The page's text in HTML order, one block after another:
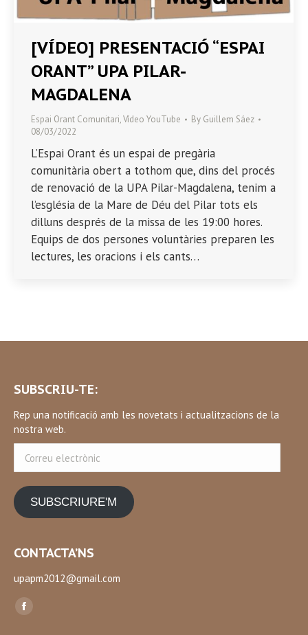
[VÍDEO] PRESENTACIÓ “ESPAI
ORANT” UPA PILAR-
MAGDALENA
Espai Orant Comunitari,Vídeo YouTube By Guillem Sáez
08/03/2022
L’Espai Orant és un espai de pregària
comunitària obert a tothom que, dins del procés
de renovació de la UPA Pilar-Magdalena, tenim a
l’església de la Mare de Déu del Pilar tots els
dilluns després de la missa de les 19:00 hores.
Equips de dos persones voluntàries preparen les
lectures, les oracions i els cants…
SUBSCRIU-TE:
Rep una notificació amb les novetats i actualitzacions de la
nostra web.
electrònic
SUBSCRIURE'M
CONTACTA’NS
upapm2012@gmail.com
Find us on:
Facebook